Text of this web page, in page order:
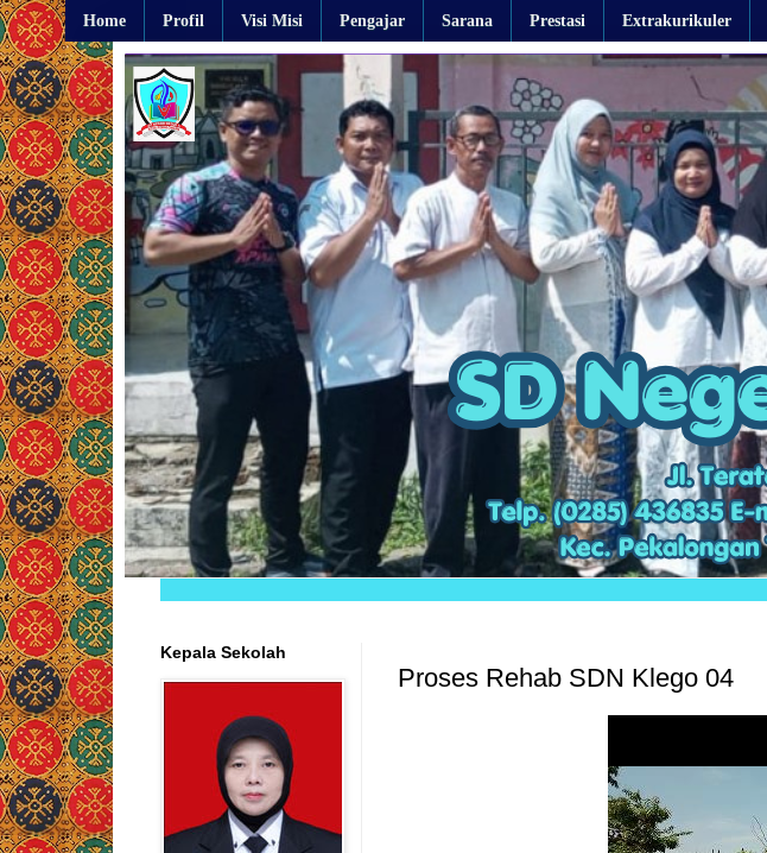
Home Profil Visi Misi Pengajar Sarana Prestasi Extrakurikuler
Proses Rehab SDN Klego 04
Kepala Sekolah